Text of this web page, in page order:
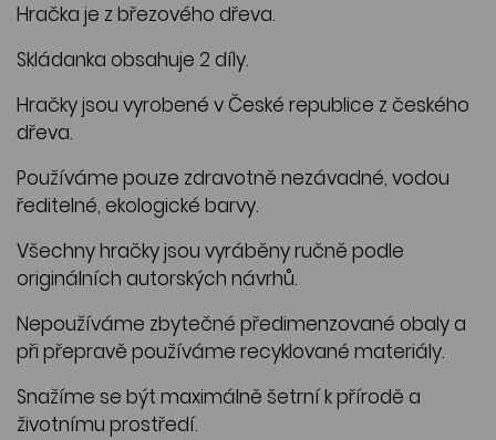
Hračka je z březového dřeva.
Skládanka obsahuje 2 díly.
Hračky jsou vyrobené v České republice z českého
dřeva.
Používáme pouze zdravotně nezávadné, vodou
ředitelné, ekologické barvy.
Všechny hračky jsou vyráběny ručně podle
originálních autorských návrhů.
Nepoužíváme zbytečné předimenzované obaly a
při přepravě používáme recyklované materiály.
Snažíme se být maximálně šetrní k přírodě a
životnímu prostředí.